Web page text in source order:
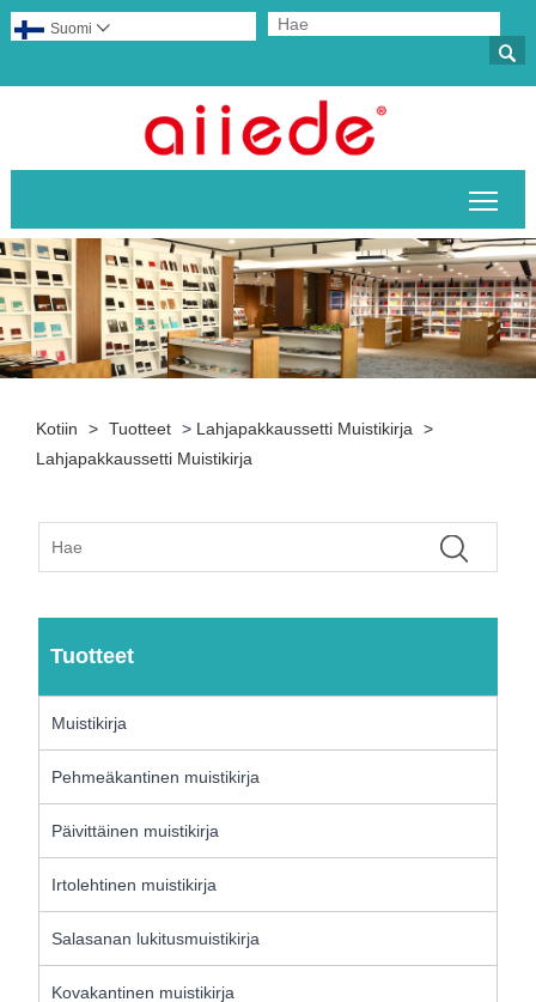

Suomi 
Kotiin > Tuotteet > Lahjapakkaussetti Muistikirja
>
Lahjapakkaussetti Muistikirja
Tuotteet
Muistikirja
Pehmeäkantinen muistikirja
Päivittäinen muistikirja
Irtolehtinen muistikirja
Salasanan lukitusmuistikirja
Kovakantinen muistikirja